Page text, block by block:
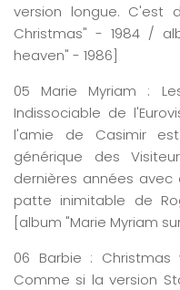
version longue. C'est
Christmas" - 1984 /
heaven" - 1986]
05 Marie Myriam :
Indissociable de
l'amie de Casimir
générique des
dernières années
patte inimitable de
[album "Marie Myriam
06 Barbie : Christmas
Comme si la version